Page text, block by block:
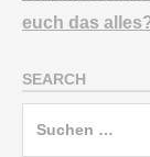
euch das
SEARCH